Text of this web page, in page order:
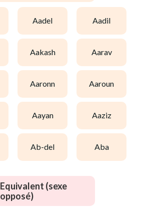
aadel aadil
aakash aarav
aaronn aaroun
aayan aaziz
ab-del aba
Equivalent (sexe
opposé)